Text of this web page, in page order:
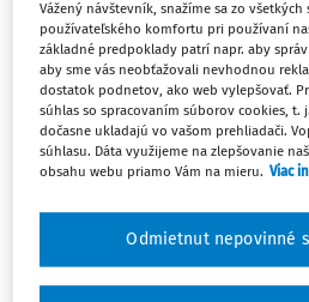
Celý odborný obsah
dostupný
obsahu a získajte
zdarma, stačí sa len
Vážený návštevník, snažíme sa zo
používateľského komfortu pri používaní
základné predpoklady patrí napr. aby
aby sme vás neobťažovali nevhodnou
dostatok podnetov, ako web vylepšovať.
súhlas so spracovaním súborov cookies, t.
dočasne ukladajú vo vašom prehliadači.
súhlasu. Dáta využijeme na zlepšovanie
obsahu webu priamo Vám na mieru. Viac
Odmietnut nepovinné